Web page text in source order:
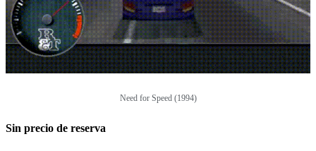
Need for Speed (1994)
Sin precio de reserva